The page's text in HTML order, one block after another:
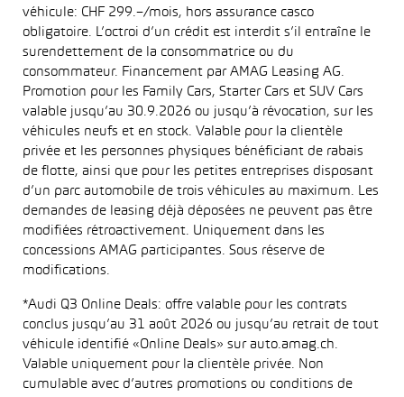
véhicule: CHF 299.–/mois, hors assurance casco
obligatoire. L’octroi d’un crédit est interdit s’il entraîne le
surendettement de la consommatrice ou du
consommateur. Financement par AMAG Leasing AG.
Promotion pour les Family Cars, Starter Cars et SUV Cars
valable jusqu’au 30.9.2026 ou jusqu’à révocation, sur les
véhicules neufs et en stock. Valable pour la clientèle
privée et les personnes physiques bénéficiant de rabais
de flotte, ainsi que pour les petites entreprises disposant
d’un parc automobile de trois véhicules au maximum. Les
demandes de leasing déjà déposées ne peuvent pas être
modifiées rétroactivement. Uniquement dans les
concessions AMAG participantes. Sous réserve de
modifications.
*Audi Q3 Online Deals: offre valable pour les contrats
conclus jusqu’au 31 août 2026 ou jusqu’au retrait de tout
véhicule identifié «Online Deals» sur auto.amag.ch.
Valable uniquement pour la clientèle privée. Non
cumulable avec d’autres promotions ou conditions de